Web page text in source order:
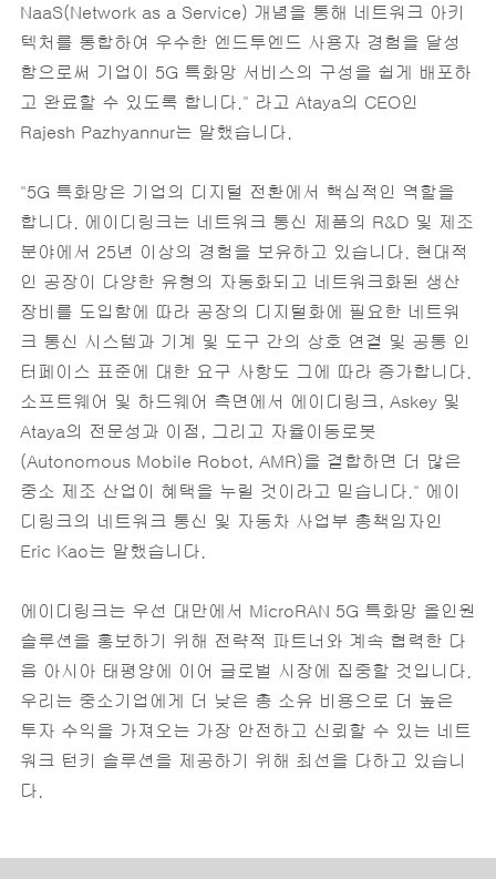
NaaS(Network as a Service) 개념을 통해 네트워크 아키
텍처를 통합하여 우수한 엔드투엔드 사용자 경험을 달성
함으로써 기업이 5G 특화망 서비스의 구성을 쉽게 배포하
고 완료할 수 있도록 합니다." 라고 Ataya의 CEO인
Rajesh Pazhyannur는 말했습니다.
"5G 특화망은 기업의 디지털 전환에서 핵심적인 역할을
합니다. 에이디링크는 네트워크 통신 제품의 R&D 및 제조
분야에서 25년 이상의 경험을 보유하고 있습니다. 현대적
인 공장이 다양한 유형의 자동화되고 네트워크화된 생산
장비를 도입함에 따라 공장의 디지털화에 필요한 네트워
크 통신 시스템과 기계 및 도구 간의 상호 연결 및 공통 인
터페이스 표준에 대한 요구 사항도 그에 따라 증가합니다.
소프트웨어 및 하드웨어 측면에서 에이디링크, Askey 및
Ataya의 전문성과 이점, 그리고 자율이동로봇
(Autonomous Mobile Robot, AMR)을 결합하면 더 많은
중소 제조 산업이 혜택을 누릴 것이라고 믿습니다." 에이
디링크의 네트워크 통신 및 자동차 사업부 총책임자인
Eric Kao는 말했습니다.
에이디링크는 우선 대만에서 MicroRAN 5G 특화망 올인원
솔루션을 홍보하기 위해 전략적 파트너와 계속 협력한 다
음 아시아 태평양에 이어 글로벌 시장에 집중할 것입니다.
우리는 중소기업에게 더 낮은 총 소유 비용으로 더 높은
투자 수익을 가져오는 가장 안전하고 신뢰할 수 있는 네트
워크 턴키 솔루션을 제공하기 위해 최선을 다하고 있습니
다.